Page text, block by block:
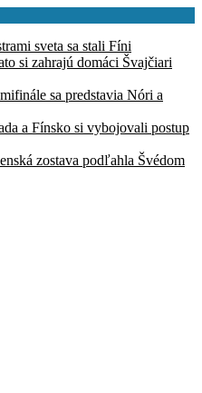
sveta sa stali Fíni
si zahrajú domáci Švajčiari
sa predstavia Nóri a
a Fínsko si vybojovali postup
zostava podľahla Švédom